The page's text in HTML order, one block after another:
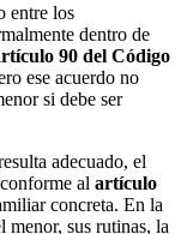
entre los
dentro de
90 del Código
ese acuerdo no
si debe ser
adecuado, el
al artículo
concreta. En la
menor, sus rutinas, la